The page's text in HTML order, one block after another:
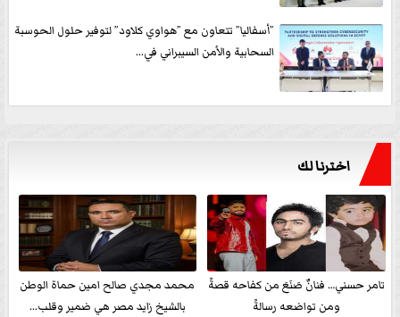
”أسفاليا” تتعاون مع ”هواوي كلاود” لتوفير حلول الحوسبة
السحابية والأمن السيبراني في...
اخترنا لك
تامر حسني… فنانٌ صَنَعَ من كفاحه قصةً
ومن تواضعه رسالةً
محمد مجدي صالح امين حماة الوطن
بالشيخ زايد مصر هي ضمير وقلب...